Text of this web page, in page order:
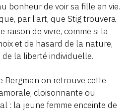
bonheur de voir sa fille en vie.
par l’art, que Stig trouvera
raison de vivre, comme si la
et de hasard de la nature,
la liberté individuelle.
Bergman on retrouve cette
cloisonnante ou
: la jeune femme enceinte de